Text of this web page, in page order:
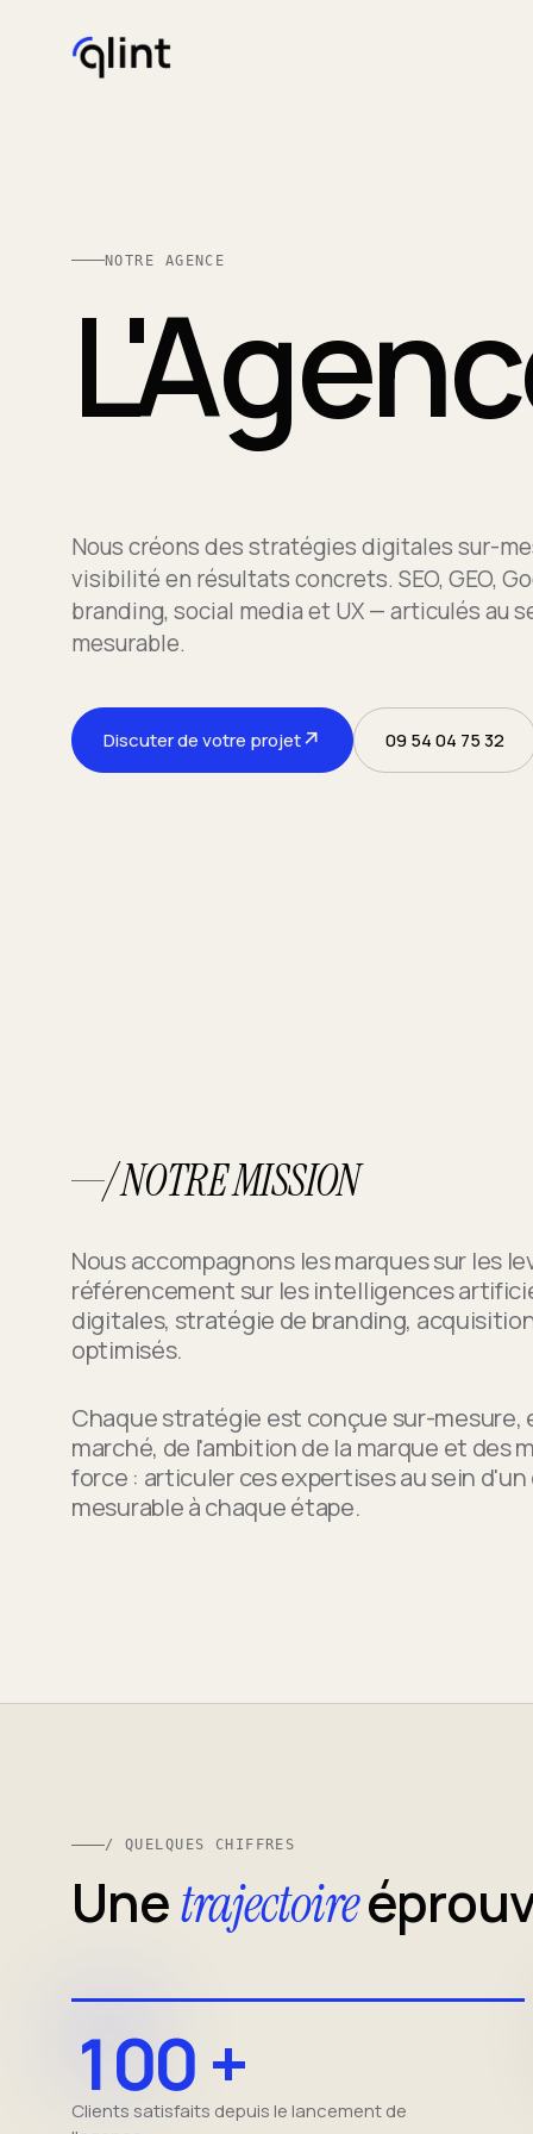
NOTRE AGENCE
Nous créons des stratégies digitales sur-
visibilité en résultats concrets. SEO, GEO,
branding, social media et UX — articulés au
mesurable.
Discuter de votre projet↗ 09 54 04 75 32
/ NOTRE MISSION
Nous accompagnons les marques sur les
référencement sur les intelligences
digitales, stratégie de branding,
optimisés.
Chaque stratégie est conçue sur-
marché, de l'ambition de la marque et des
force : articuler ces expertises au sein
mesurable à chaque étape.
/ QUELQUES CHIFFRES
Unetrajectoire
100 +
Clients satisfaits depuis le lancement de